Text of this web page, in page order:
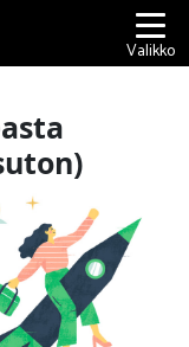
Valikko